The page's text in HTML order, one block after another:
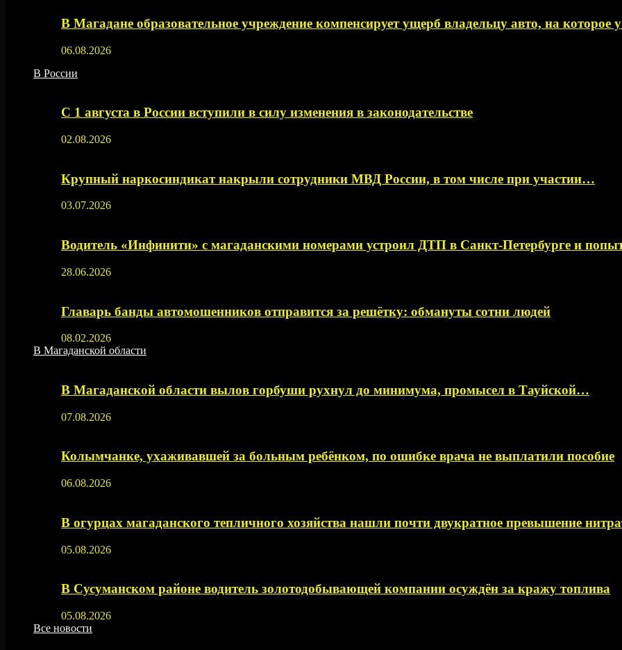
В Магадане образовательное учреждение компенсирует ущерб владельцу авто, на которое
06.08.2026
В России
С 1 августа в России вступили в силу изменения в законодательстве
02.08.2026
Крупный наркосиндикат накрыли сотрудники МВД России, в том числе при участии…
03.07.2026
Водитель «Инфинити» с магаданскими номерами устроил ДТП в Санкт-Петербурге и
28.06.2026
Главарь банды автомошенников отправится за решётку: обмануты сотни людей
08.02.2026
В Магаданской области
В Магаданской области вылов горбуши рухнул до минимума, промысел в Тауйской…
07.08.2026
Колымчанке, ухаживавшей за больным ребёнком, по ошибке врача не выплатили пособие
06.08.2026
В огурцах магаданского тепличного хозяйства нашли почти двукратное превышение
05.08.2026
В Сусуманском районе водитель золотодобывающей компании осуждён за кражу топлива
05.08.2026
Все новости